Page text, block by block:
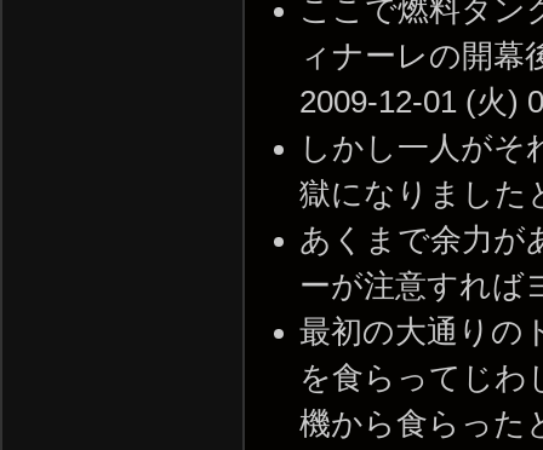
ここで燃料タン
ィナーレの開幕
2009-12-01 (火)
しかし一人がそ
獄になりました
あくまで余力が
ーが注意すれば
最初の大通りの
を食らってじわ
機から食らった